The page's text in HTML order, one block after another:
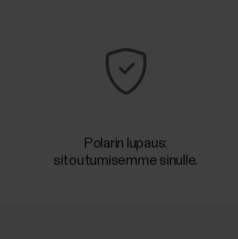
Polarin lupaus:
sitoutumisemme sinulle.